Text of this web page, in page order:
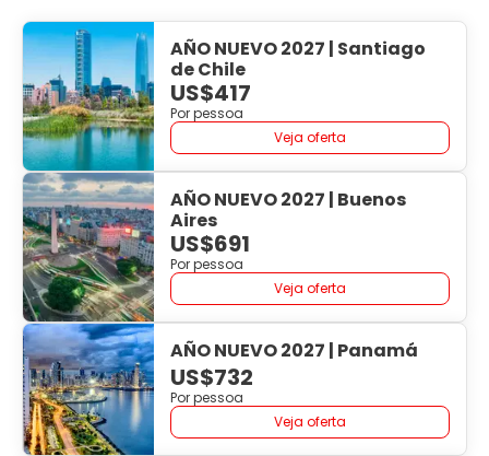
AÑO NUEVO 2027 | Santiago
de Chile
US$417
Por pessoa
Veja oferta
AÑO NUEVO 2027 | Buenos
Aires
US$691
Por pessoa
Veja oferta
AÑO NUEVO 2027 | Panamá
US$732
Por pessoa
Veja oferta